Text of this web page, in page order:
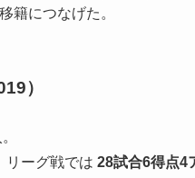
籍につなげた。
）
、リーグ戦では 28試合6得点4